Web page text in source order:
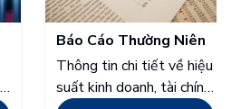
Báo Cáo Thường Niên
Thông tin chi tiết về hiệu
suất kinh doanh, tài chính,